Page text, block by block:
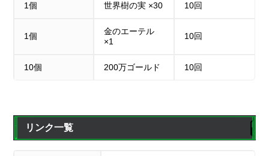
1個 世界樹の実 ×30 10回
1個
金のエーテル
×1
10回
10個 200万ゴールド 10回
リンク一覧